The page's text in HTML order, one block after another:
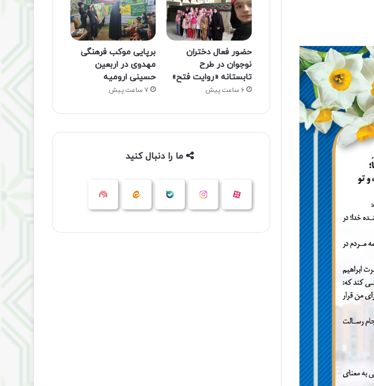
حضور فعال دختران
نوجوان در طرح
تابستانه «روایت فتح»
6 ساعت پیش
برپایی موکب فرهنگی
مهدوی در اربعین
حسینی ارومیه
7 ساعت پیش
ما را دنبال کنید
آپارات اینستاگرام ایتا